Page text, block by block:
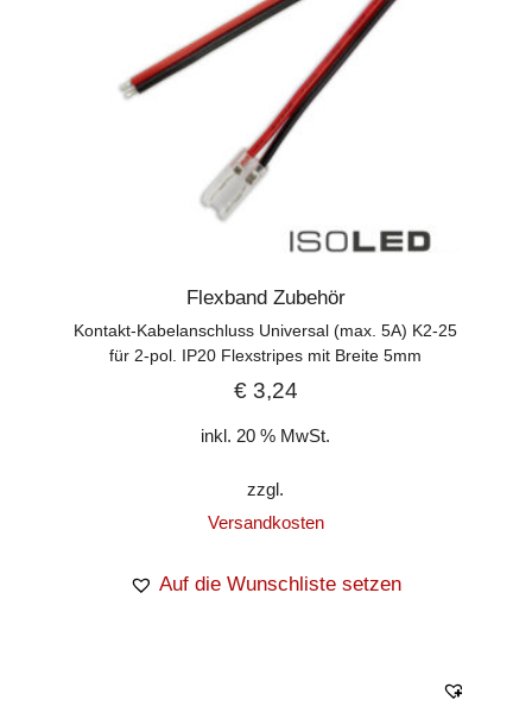
Flexband Zubehör
Kontakt-Kabelanschluss Universal (max. 5A) K2-25
für 2-pol. IP20 Flexstripes mit Breite 5mm
€3,24
inkl. 20 % MwSt.
zzgl.
Versandkosten
Auf die Wunschliste setzen